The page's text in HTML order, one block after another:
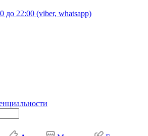
до 22:00 (viber, whatsapp)